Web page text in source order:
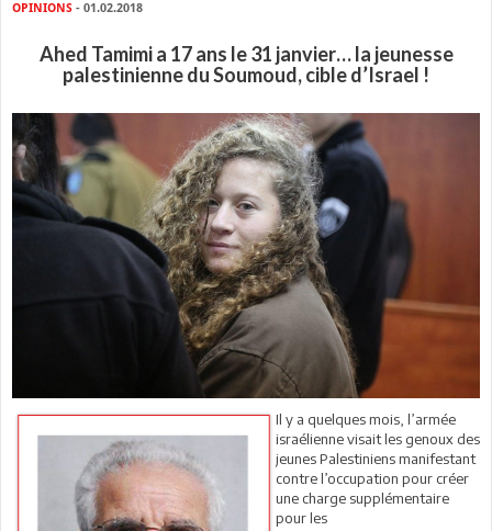
OPINIONS - 01.02.2018
Ahed Tamimi a 17 ans le 31 janvier… la jeunesse
palestinienne du Soumoud, cible d’Israel !
Il y a quelques mois, l’armée
israélienne visait les genoux des
jeunes Palestiniens manifestant
contre l’occupation pour créer
une charge supplémentaire
pour les